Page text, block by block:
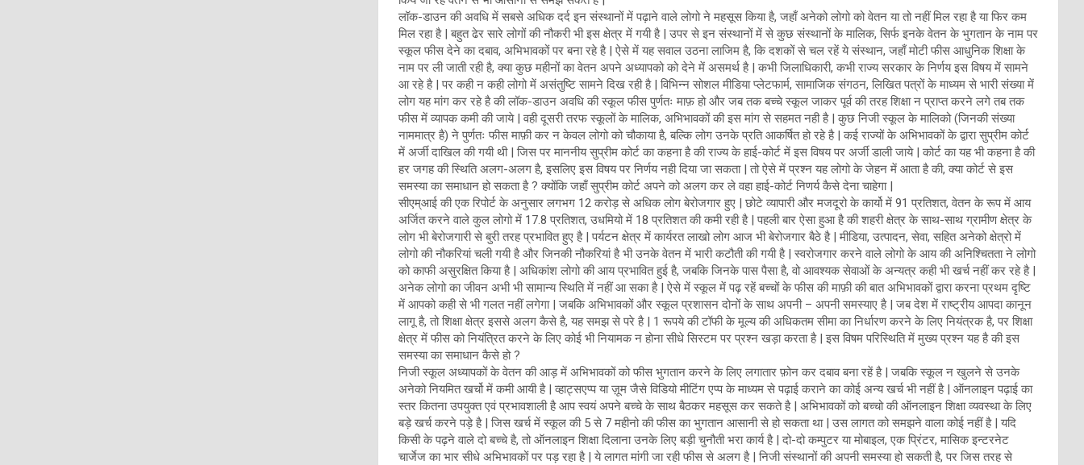
लॉक-डाउन की अवधि में सबसे अधिक दर्द इन संस्थानों में पढ़ाने वाले लोगो ने महसूस किया है, जहाँ अनेको लोगो को वेतन या तो नहीं मिल रहा है या फिर कम
मिल रहा है | बहुत ढेर सारे लोगों की नौकरी भी इस क्षेत्र में गयी है | उपर से इन संस्थानों में से कुछ संस्थानों के मालिक, सिर्फ इनके वेतन के भुगतान के नाम पर
स्कूल फीस देने का दबाव, अभिभावकों पर बना रहे है | ऐसे में यह सवाल उठना लाजिम है, कि दशकों से चल रहें ये संस्थान, जहाँ मोटी फीस आधुनिक शिक्षा के
नाम पर ली जाती रही है, क्या कुछ महीनों का वेतन अपने अध्यापको को देने में असमर्थ है | कभी जिलाधिकारी, कभी राज्य सरकार के निर्णय इस विषय में सामने
आ रहे है | पर कही न कही लोगो में असंतुष्टि सामने दिख रही है | विभिन्न सोशल मीडिया प्लेटफार्म, सामाजिक संगठन, लिखित पत्रों के माध्यम से भारी संख्या में
लोग यह मांग कर रहे है की लॉक-डाउन अवधि की स्कूल फीस पुर्णतः माफ़ हो और जब तक बच्चे स्कूल जाकर पूर्व की तरह शिक्षा न प्राप्त करने लगे तब तक
फीस में व्यापक कमी की जाये | वही दूसरी तरफ स्कूलों के मालिक, अभिभावकों की इस मांग से सहमत नही है | कुछ निजी स्कूल के मालिको (जिनकी संख्या
नाममात्र है) ने पुर्णतः फीस माफ़ी कर न केवल लोगो को चौकाया है, बल्कि लोग उनके प्रति आकर्षित हो रहे है | कई राज्यों के अभिभावकों के द्वारा सुप्रीम कोर्ट
में अर्जी दाखिल की गयी थी | जिस पर माननीय सुप्रीम कोर्ट का कहना है की राज्य के हाई-कोर्ट में इस विषय पर अर्जी डाली जाये | कोर्ट का यह भी कहना है की
हर जगह की स्थिति अलग-अलग है, इसलिए इस विषय पर निर्णय नही दिया जा सकता | तो ऐसे में प्रश्न यह लोगो के जेहन में आता है की, क्या कोर्ट से इस
समस्या का समाधान हो सकता है ? क्योंकि जहाँ सुप्रीम कोर्ट अपने को अलग कर ले वहा हाई-कोर्ट निणर्य कैसे देना चाहेगा |
सीएम्आई की एक रिपोर्ट के अनुसार लगभग 12 करोड़ से अधिक लोग बेरोजगार हुए | छोटे व्यापारी और मजदूरो के कार्यो में 91 प्रतिशत, वेतन के रूप में आय
अर्जित करने वाले कुल लोगो में 17.8 प्रतिशत, उधमियो में 18 प्रतिशत की कमी रही है | पहली बार ऐसा हुआ है की शहरी क्षेत्र के साथ-साथ ग्रामीण क्षेत्र के
लोग भी बेरोजगारी से बुरी तरह प्रभावित हुए है | पर्यटन क्षेत्र में कार्यरत लाखो लोग आज भी बेरोजगार बैठे है | मीडिया, उत्पादन, सेवा, सहित अनेको क्षेत्रो में
लोगो की नौकरियां चली गयी है और जिनकी नौकरियां है भी उनके वेतन में भारी कटौती की गयी है | स्वरोजगार करने वाले लोगो के आय की अनिश्चितता ने लोगो
को काफी असुरक्षित किया है | अधिकांश लोगो की आय प्रभावित हुई है, जबकि जिनके पास पैसा है, वो आवश्यक सेवाओं के अन्यत्र कही भी खर्च नहीं कर रहे है |
अनेक लोगो का जीवन अभी भी सामान्य स्थिति में नहीं आ सका है | ऐसे में स्कूल में पढ़ रहें बच्चों के फीस की माफ़ी की बात अभिभावकों द्वारा करना प्रथम दृष्टि
में आपको कही से भी गलत नहीं लगेगा | जबकि अभिभावकों और स्कूल प्रशासन दोनों के साथ अपनी – अपनी समस्याए है | जब देश में राष्ट्रीय आपदा कानून
लागू है, तो शिक्षा क्षेत्र इससे अलग कैसे है, यह समझ से परे है | 1 रूपये की टॉफी के मूल्य की अधिकतम सीमा का निर्धारण करने के लिए नियंत्रक है, पर शिक्षा
क्षेत्र में फीस को नियंत्रित करने के लिए कोई भी नियामक न होना सीधे सिस्टम पर प्रश्न खड़ा करता है | इस विषम परिस्थिति में मुख्य प्रश्न यह है की इस
समस्या का समाधान कैसे हो ?
निजी स्कूल अध्यापकों के वेतन की आड़ में अभिभावकों को फीस भुगतान करने के लिए लगातार फ़ोन कर दबाव बना रहें है | जबकि स्कूल न खुलने से उनके
अनेको नियमित खर्चो में कमी आयी है | व्हाट्सएप्प या ज़ूम जैसे विडियो मीटिंग एप्प के माध्यम से पढ़ाई कराने का कोई अन्य खर्च भी नहीं है | ऑनलाइन पढ़ाई का
स्तर कितना उपयुक्त एवं प्रभावशाली है आप स्वयं अपने बच्चे के साथ बैठकर महसूस कर सकते है | अभिभावकों को बच्चो की ऑनलाइन शिक्षा व्यवस्था के लिए
बड़े खर्च करने पड़े है | जिस खर्च में स्कूल की 5 से 7 महीनो की फीस का भुगतान आसानी से हो सकता था | उस लागत को समझने वाला कोई नहीं है | यदि
किसी के पढ़ने वाले दो बच्चे है, तो ऑनलाइन शिक्षा दिलाना उनके लिए बड़ी चुनौती भरा कार्य है | दो-दो कम्पुटर या मोबाइल, एक प्रिंटर, मासिक इन्टरनेट
चार्जेज का भार सीधे अभिभावकों पर पड़ रहा है | ये लागत मांगी जा रही फीस से अलग है | निजी संस्थानों की अपनी समस्या हो सकती है, पर जिस तरह से